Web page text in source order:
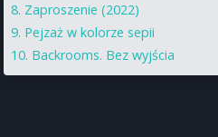
Zaproszenie (2022)
Pejzaż w kolorze sepii
Backrooms. Bez wyjścia